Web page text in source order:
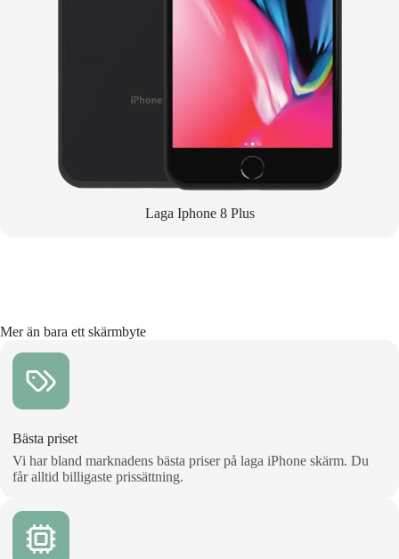
Laga Iphone 8 Plus
Mer än bara ett skärmbyte
Bästa priset
Vi har bland marknadens bästa priser på laga iPhone skärm. Du
får alltid billigaste prissättning.